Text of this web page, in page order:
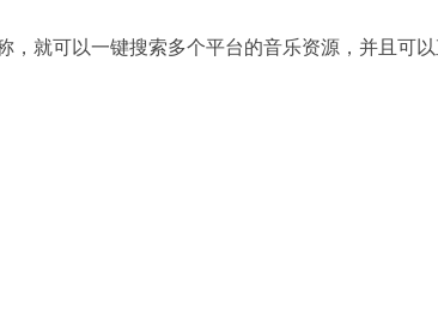
就可以一键搜索多个平台的音乐资源，并且可以